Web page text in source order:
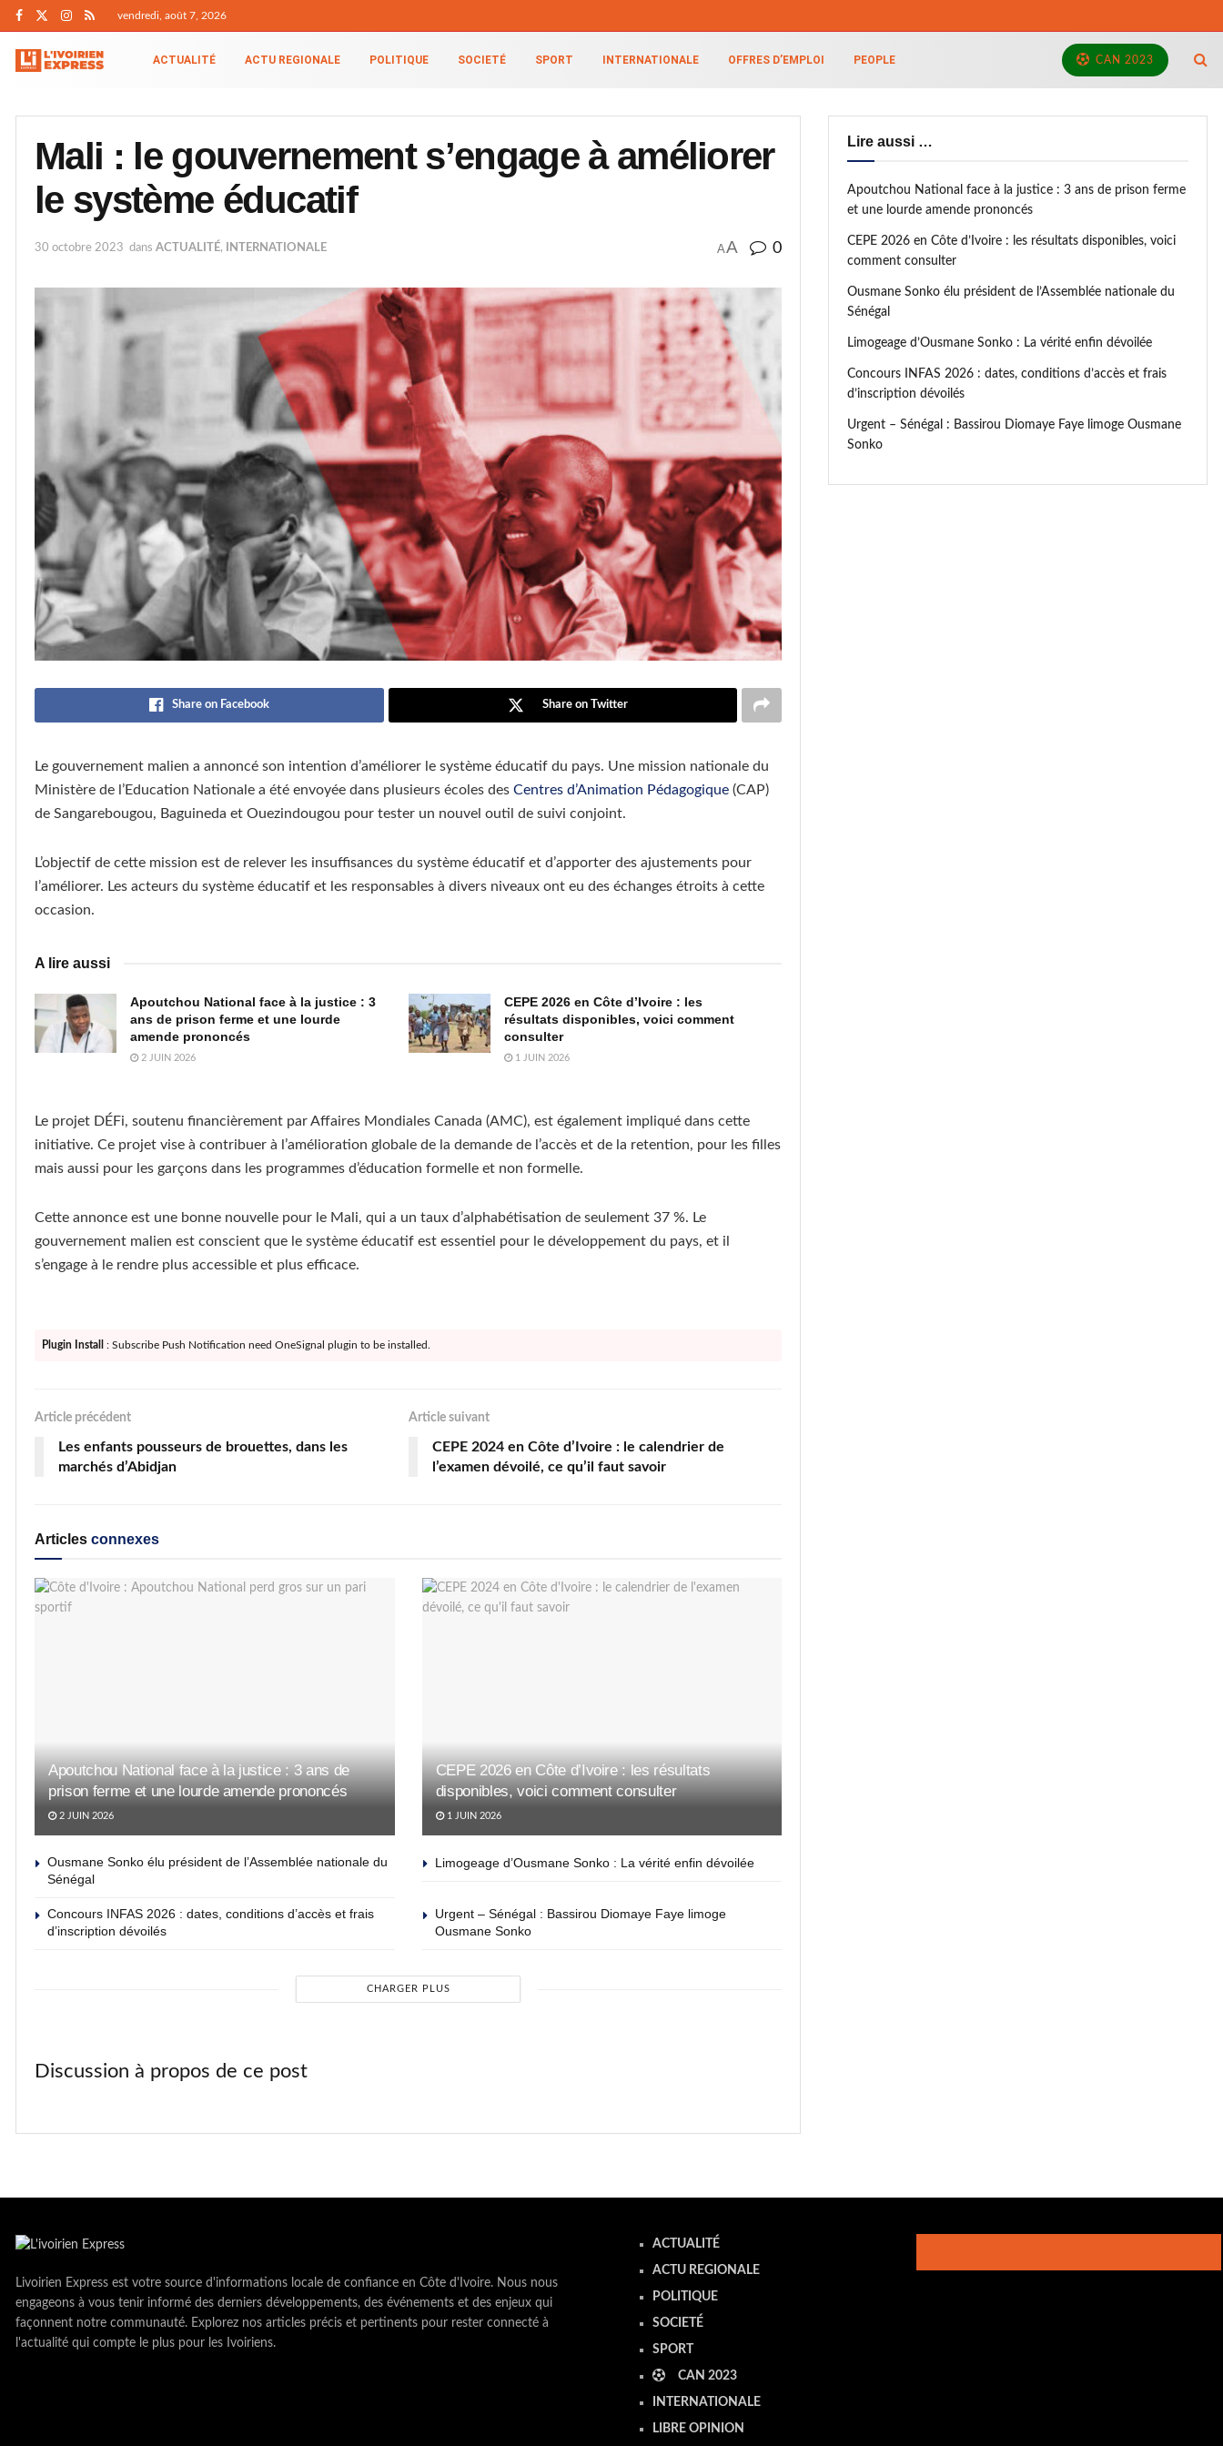
vendredi, août 7, 2026
ACTUALITÉ ACTU REGIONALE POLITIQUE SOCIETÉ SPORT INTERNATIONALE OFFRES D’EMPLOI PEOPLE CAN 2023
Mali : le gouvernement s’engage à améliorer
le système éducatif
30 octobre 2023 dans ACTUALITÉ, INTERNATIONALE AA 0
Share on Facebook Share on Twitter
Le gouvernement malien a annoncé son intention d’améliorer le système éducatif du pays. Une mission nationale du
Ministère de l’Education Nationale a été envoyée dans plusieurs écoles des Centres d’Animation Pédagogique (CAP)
de Sangarebougou, Baguineda et Ouezindougou pour tester un nouvel outil de suivi conjoint.
L’objectif de cette mission est de relever les insuffisances du système éducatif et d’apporter des ajustements pour
l’améliorer. Les acteurs du système éducatif et les responsables à divers niveaux ont eu des échanges étroits à cette
occasion.
A lire aussi
Apoutchou National face à la justice : 3
ans de prison ferme et une lourde
amende prononcés
2 JUIN 2026
CEPE 2026 en Côte d’Ivoire : les
résultats disponibles, voici comment
consulter
1 JUIN 2026
Le projet DÉFi, soutenu financièrement par Affaires Mondiales Canada (AMC), est également impliqué dans cette
initiative. Ce projet vise à contribuer à l’amélioration globale de la demande de l’accès et de la retention, pour les filles
mais aussi pour les garçons dans les programmes d’éducation formelle et non formelle.
Cette annonce est une bonne nouvelle pour le Mali, qui a un taux d’alphabétisation de seulement 37 %. Le
gouvernement malien est conscient que le système éducatif est essentiel pour le développement du pays, et il
s’engage à le rendre plus accessible et plus efficace.
Plugin Install : Subscribe Push Notification need OneSignal plugin to be installed.
Article précédent
Les enfants pousseurs de brouettes, dans les
marchés d’Abidjan
Article suivant
CEPE 2024 en Côte d’Ivoire : le calendrier de
l’examen dévoilé, ce qu’il faut savoir
Articles connexes
Apoutchou National face à la justice : 3 ans de
prison ferme et une lourde amende prononcés
2 JUIN 2026
CEPE 2026 en Côte d’Ivoire : les résultats
disponibles, voici comment consulter
1 JUIN 2026
Ousmane Sonko élu président de l’Assemblée nationale du
Sénégal
Limogeage d’Ousmane Sonko : La vérité enfin dévoilée
Concours INFAS 2026 : dates, conditions d’accès et frais
d’inscription dévoilés
Urgent – Sénégal : Bassirou Diomaye Faye limoge
Ousmane Sonko
CHARGER PLUS
Discussion à propos de ce post
Lire aussi …
Apoutchou National face à la justice : 3 ans de prison ferme
et une lourde amende prononcés
CEPE 2026 en Côte d’Ivoire : les résultats disponibles, voici
comment consulter
Ousmane Sonko élu président de l’Assemblée nationale du
Sénégal
Limogeage d’Ousmane Sonko : La vérité enfin dévoilée
Concours INFAS 2026 : dates, conditions d’accès et frais
d’inscription dévoilés
Urgent – Sénégal : Bassirou Diomaye Faye limoge Ousmane
Sonko
Livoirien Express est votre source d'informations locale de confiance en Côte d'Ivoire. Nous nous
engageons à vous tenir informé des derniers développements, des événements et des enjeux qui
façonnent notre communauté. Explorez nos articles précis et pertinents pour rester connecté à
l'actualité qui compte le plus pour les Ivoiriens.
ACTUALITÉ
ACTU REGIONALE
POLITIQUE
SOCIETÉ
SPORT
CAN 2023
INTERNATIONALE
LIBRE OPINION